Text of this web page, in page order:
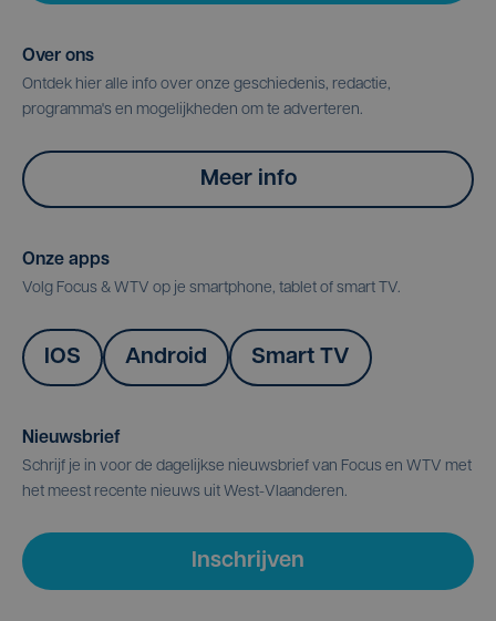
Over ons
Ontdek hier alle info over onze geschiedenis, redactie,
programma's en mogelijkheden om te adverteren.
Meer info
Onze apps
Volg Focus & WTV op je smartphone, tablet of smart TV.
IOS Android Smart TV
Nieuwsbrief
Schrijf je in voor de dagelijkse nieuwsbrief van Focus en WTV met
het meest recente nieuws uit West-Vlaanderen.
Inschrijven